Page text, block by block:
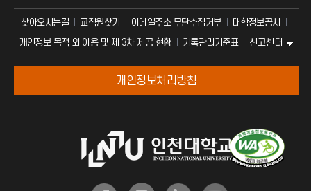
찾아오시는길 교직원찾기 이메일주소 무단수집거부
대학정보공시
개인정보 목적 외 이용 및 제 3차 제공 현황
기록관리기준표 신고센터
개인정보처리방침